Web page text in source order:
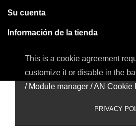
This is a cookie agreement
customize it or disable in the
/ Module manager / AN Cookie
PRIVACY
Su cuenta
Información de la tienda